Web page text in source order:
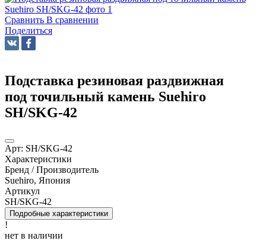
Сравнить В сравнении
Поделиться
Подставка резиновая раздвижная
под точильный камень Suehiro
SH/SKG-42
Арт: SH/SKG-42
Характеристики
Бренд / Производитель
Suehiro, Япония
Артикул
SH/SKG-42
Подробные характеристики
!
нет в наличии